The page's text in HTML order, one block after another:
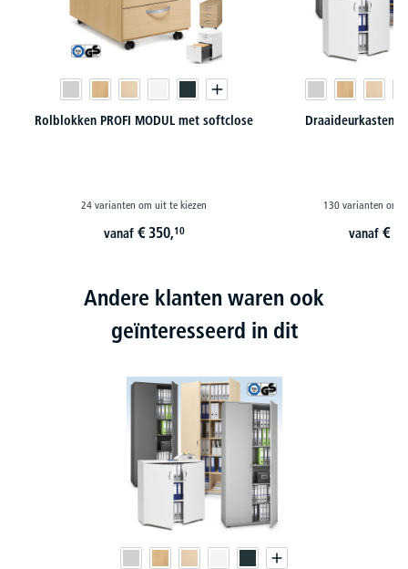
Rolblokken PROFI MODUL met softclose
24 varianten om uit te kiezen
vanaf € 350,10
Draaideurkasten
130 varianten om
vanaf €
Andere klanten waren ook
geïnteresseerd in dit